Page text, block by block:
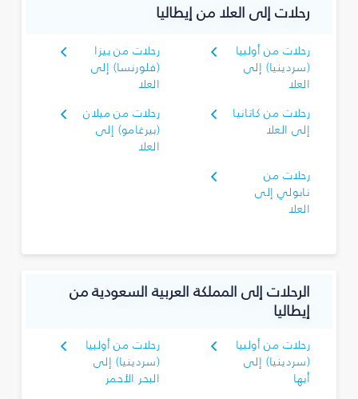
رحلات إلى العلا من إيطاليا
رحلات من أولبيا
(سردينيا) إلى
العلا
رحلات من بيزا
(فلورنسا) إلى
العلا
رحلات من كاتانيا
إلى العلا
رحلات من ميلان
(بيرغامو) إلى
العلا
رحلات من
نابولي إلى
العلا
الرحلات إلى المملكة العربية السعودية من
إيطاليا
رحلات من أولبيا
(سردينيا) إلى
أبها
رحلات من أولبيا
(سردينيا) إلى
البحر الأحمر